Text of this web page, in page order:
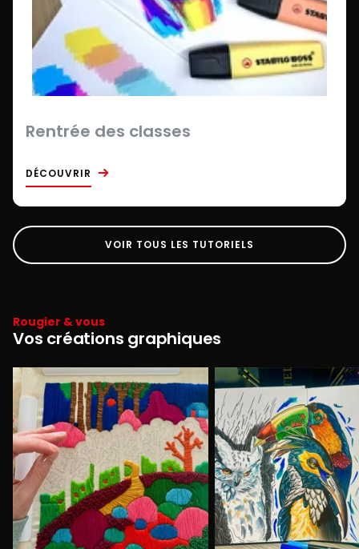
Rentrée des classes
DÉCOUVRIR
VOIR TOUS LES TUTORIELS
Rougier & vous
Vos créations graphiques